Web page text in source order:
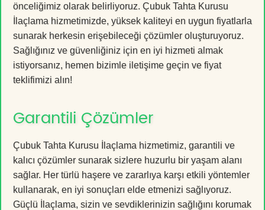
önceliğimiz olarak belirliyoruz. Çubuk Tahta Kurusu
İlaçlama hizmetimizde, yüksek kaliteyi en uygun fiyatlarla
sunarak herkesin erişebileceği çözümler oluşturuyoruz.
Sağlığınız ve güvenliğiniz için en iyi hizmeti almak
istiyorsanız, hemen bizimle iletişime geçin ve fiyat
teklifimizi alın!
Garantili Çözümler
Çubuk Tahta Kurusu İlaçlama hizmetimiz, garantili ve
kalıcı çözümler sunarak sizlere huzurlu bir yaşam alanı
sağlar. Her türlü haşere ve zararlıya karşı etkili yöntemler
kullanarak, en iyi sonuçları elde etmenizi sağlıyoruz.
Güçlü İlaçlama, sizin ve sevdiklerinizin sağlığını korumak